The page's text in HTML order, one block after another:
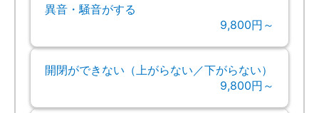
異音・騒音がする
9,800円～
開閉ができない（上がらない／下がらない）
9,800円～